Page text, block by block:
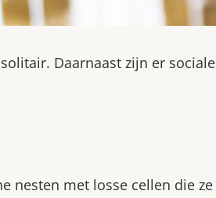
Daarnaast zijn er sociale
nesten met losse cellen die ze